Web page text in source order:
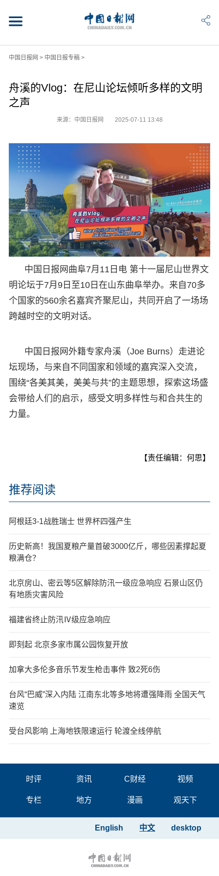
中国日报网 > 中国日报专稿>
舟溪的Vlog：在尼山论坛倾听多样的文明
之声
来源：中国日报网 2025-07-11 13:48
中国日报网曲阜7月11日电 第十一届尼山世界文
明论坛于7月9日至10日在山东曲阜举办。来自70多
个国家的560余名嘉宾齐聚尼山，共同开启了一场场
跨越时空的文明对话。
中国日报网外籍专家舟溪（Joe Burns）走进论
坛现场，与来自不同国家和领域的嘉宾深入交流，
围绕“各美其美，美美与共”的主题思想，探索这场盛
会带给人们的启示，感受文明多样性与和合共生的
力量。
【责任编辑：何思】
推荐阅读
阿根廷3-1战胜瑞士 世界杯四强产生
历史新高！我国夏粮产量首破3000亿斤，哪些因素撑起夏
粮满仓？
北京房山、密云等5区解除防汛一级应急响应 石景山区仍
有地质灾害风险
福建省终止防汛Ⅳ级应急响应
即刻起 北京多家市属公园恢复开放
加拿大多伦多音乐节发生枪击事件 致2死6伤
台风“巴威”深入内陆 江南东北等多地将遭强降雨 全国天气
速览
受台风影响 上海地铁限速运行 轮渡全线停航
时评 资讯 C财经 视频
专栏 地方 漫画 观天下
desktop
中文
English